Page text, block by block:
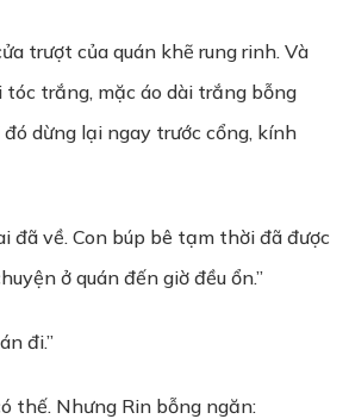
trượt của quán khẽ rung rinh. Và
tóc trắng, mặc áo dài trắng bỗng
đó dừng lại ngay trước cổng, kính
đã về. Con búp bê tạm thời đã được
ở quán đến giờ đều ổn.”
đi.”
thế. Nhưng Rin bỗng ngăn: